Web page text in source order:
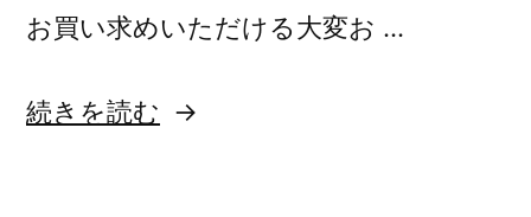
お買い求めいただける大変お …
“【告
続きを読む